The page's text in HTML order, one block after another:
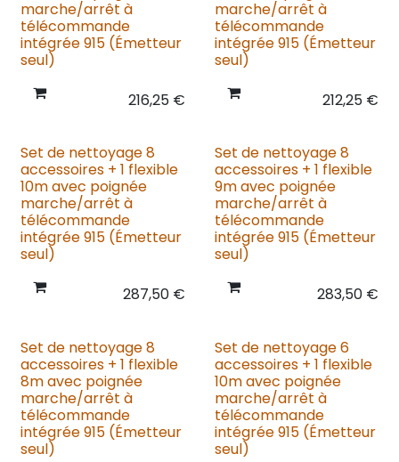
marche/arrêt à
télécommande
intégrée 915 (Émetteur
seul)
216,25€
marche/arrêt à
télécommande
intégrée 915 (Émetteur
seul)
212,25 €
Set de nettoyage 8
accessoires + 1 flexible
10m avec poignée
marche/arrêt à
télécommande
intégrée 915 (Émetteur
seul)
287,50€
Set de nettoyage 8
accessoires + 1 flexible
9m avec poignée
marche/arrêt à
télécommande
intégrée 915 (Émetteur
seul)
283,50 €
Set de nettoyage 8
accessoires + 1 flexible
8m avec poignée
marche/arrêt à
télécommande
intégrée 915 (Émetteur
seul)
Set de nettoyage 6
accessoires + 1 flexible
10m avec poignée
marche/arrêt à
télécommande
intégrée 915 (Émetteur
seul)